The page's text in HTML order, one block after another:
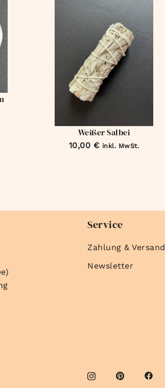
Weißer Salbei
10,00 € inkl. MwSt.
Service
Zahlung & Versand
Newsletter